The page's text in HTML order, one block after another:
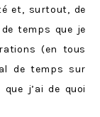
et, surtout, de
temps que je
(en tous
de temps sur
j’ai de quoi